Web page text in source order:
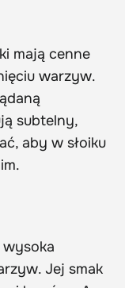
mają cenne
warzyw.
subtelny,
aby w słoiku
Jej smak